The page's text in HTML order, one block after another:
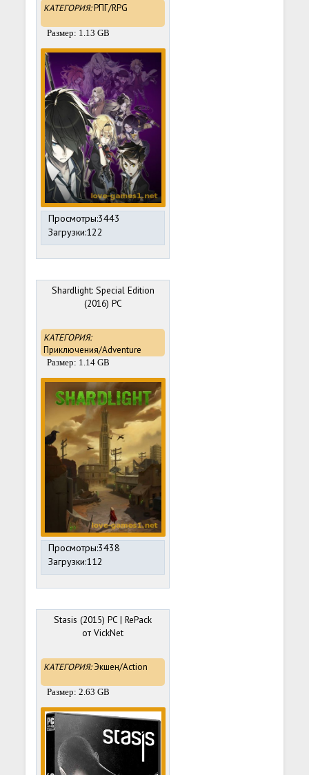
КАТЕГОРИЯ:РПГ/RPG
Размер: 1.13 GB
Просмотры:3443
Загрузки:122
Shardlight: Special Edition
(2016) PC
КАТЕГОРИЯ:
Приключения/Adventure
Размер: 1.14 GB
Просмотры:3438
Загрузки:112
Stasis (2015) PC | RePack
от VickNet
КАТЕГОРИЯ:Экшен/Action
Размер: 2.63 GB